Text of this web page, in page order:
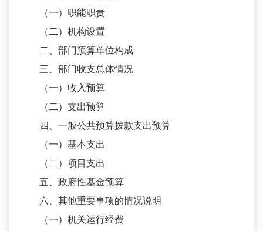
（一）职能职责
（二）机构设置
二、部门预算单位构成
三、部门收支总体情况
（一）收入预算
（二）支出预算
四、一般公共预算拨款支出预算
（一）基本支出
（二）项目支出
五、政府性基金预算
六、其他重要事项的情况说明
（一）机关运行经费